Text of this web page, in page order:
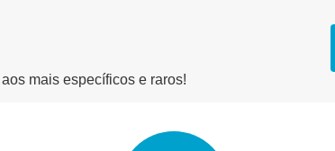
mais específicos e raros!